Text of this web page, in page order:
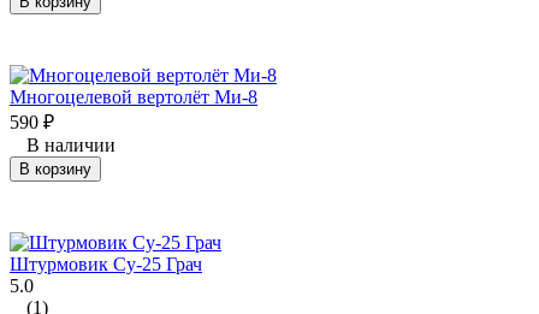
Многоцелевой вертолёт Ми-8
590 ₽
В наличии
В корзину
Штурмовик Су-25 Грач
5.0
(1)